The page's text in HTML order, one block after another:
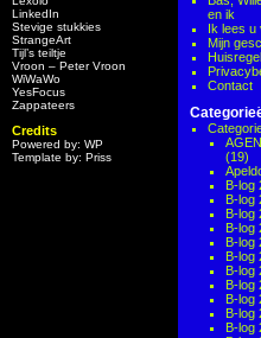
LinkedIn
Stevige stukkies
StrangeArt
Tijl’s teiltje
Vroon – Peter Vroon
WiWaWo
YesFocus
Zappateers
Credits
Powered by: WP
Template by: Priss
en ik
Ik lees u
Mijn
Contact
(19)
B-log
B-log
B-log
B-log
B-log
B-log
B-log
B-log
B-log
B-log
B-log